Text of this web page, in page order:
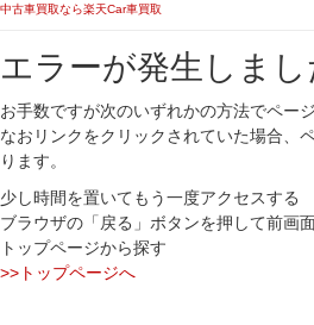
中古車買取なら楽天Car車買取
エラーが発生しまし
お手数ですが次のいずれかの方法でペー
なおリンクをクリックされていた場合、
ります。
少し時間を置いてもう一度アクセスする
ブラウザの「戻る」ボタンを押して前画
トップページから探す
>>トップページへ